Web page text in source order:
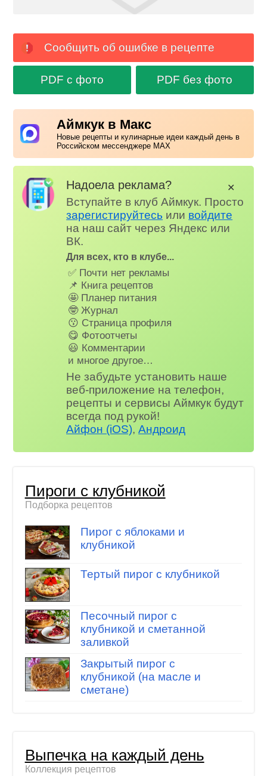
Сообщить об ошибке в рецепте
PDF с фото PDF без фото
Аймкук в Макс
Новые рецепты и кулинарные идеи каждый день в
Российском мессенджере MAX
Надоела реклама?
Вступайте в клуб Аймкук. Просто
зарегистируйтесь или войдите
на наш сайт через Яндекс или
ВК.
Для всех, кто в клубе...
✅ Почти нет рекламы
📌 Книга рецептов
🤩 Планер питания
🤓 Журнал
😗 Страница профиля
😋 Фотоотчеты
😃 Комментарии
и многое другое…
Не забудьте установить наше
веб-приложение на телефон,
рецепты и сервисы Аймкук будут
всегда под рукой!
Айфон (iOS),Андроид
✕
Пироги с клубникой
Подборка рецептов
Пирог с яблоками и
клубникой
Тертый пирог с клубникой
Песочный пирог с
клубникой и сметанной
заливкой
Закрытый пирог с
клубникой (на масле и
сметане)
Выпечка на каждый день
Коллекция рецептов